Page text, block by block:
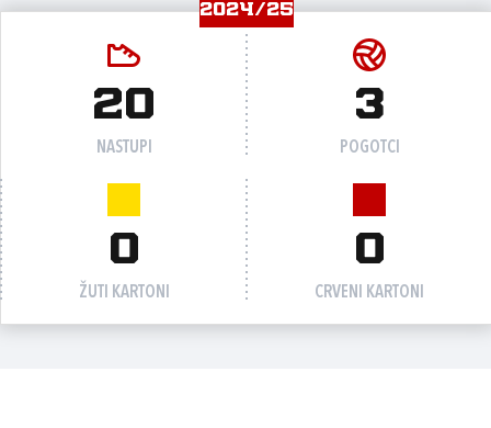
2024/25
20
NASTUPI
3
POGOTCI
0
ŽUTI KARTONI
0
CRVENI KARTONI